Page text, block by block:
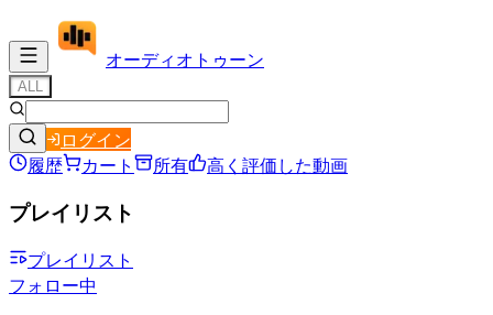
オーディオ トゥーン
ALL
ログイン
履歴
カート 所有 高く評価した動画
プレイリスト
プレイリスト
フォロー中